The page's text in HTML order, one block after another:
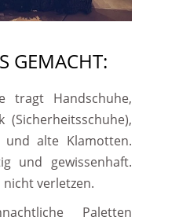
GEMACHT:
tragt Handschuhe,
(Sicherheitsschuhe),
und alte Klamotten.
und gewissenhaft.
verletzen.
Paletten